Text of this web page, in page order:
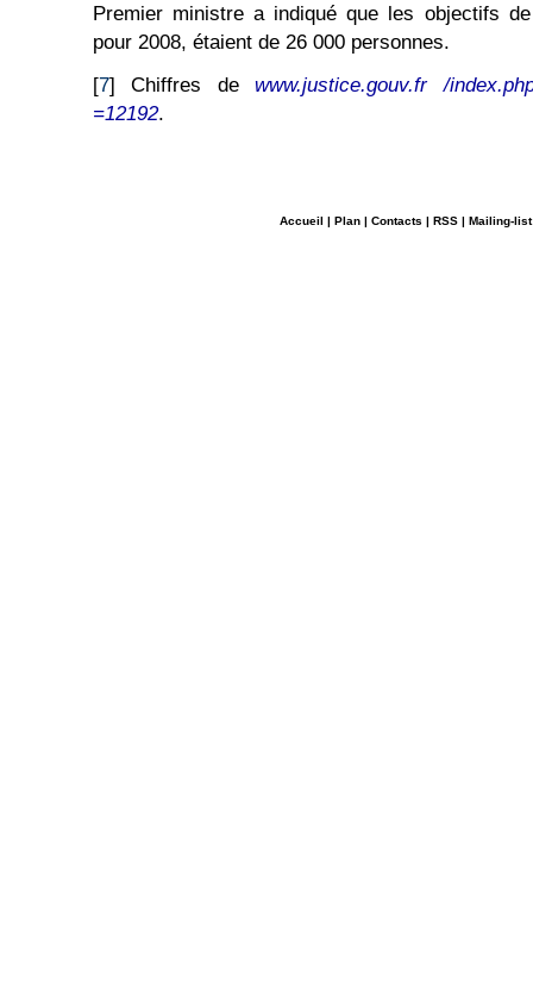
Premier ministre a indiqué que les objectifs
pour 2008, étaient de 26 000 personnes.
[7] Chiffres dewww.justice.gouv.fr /
=12192.
Accueil | Plan | Contacts | RSS | Mailing-list